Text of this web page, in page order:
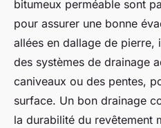
bitumeux perméable sont
pour assurer une bonne
allées en dallage de
des systèmes de drainage
caniveaux ou des pentes,
surface. Un bon drainage
la durabilité du revêtement